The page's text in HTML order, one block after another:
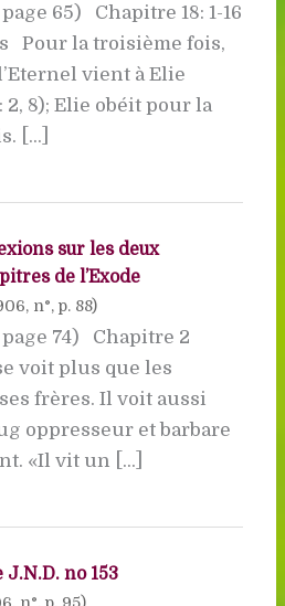
65) Chapitre 18: 1-16
Pour la troisième fois,
vient à Elie
2, 8); Elie obéit pour la
[...]
sur les deux
de l’Exode
, n°, p. 88)
74) Chapitre 2
voit plus que les
frères. Il voit aussi
oppresseur et barbare
«Il vit un [...]
no 153
, n°, p. 95)